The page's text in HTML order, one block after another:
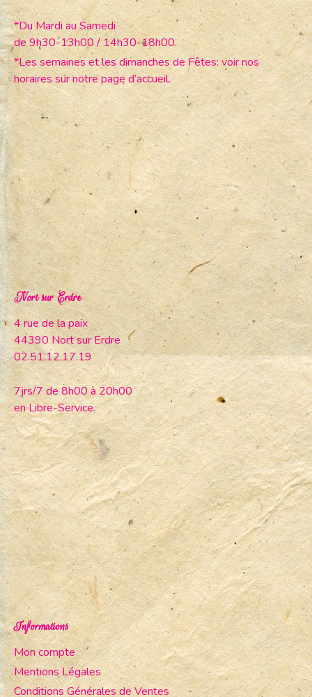
*Du Mardi au Samedi
de 9h30-13h00 / 14h30-18h00.
*Les semaines et les dimanches de Fêtes: voir nos
horaires sur notre page d’accueil.
Nort sur Erdre
4 rue de la paix
44390 Nort sur Erdre
02.51.12.17.19
7jrs/7 de 8h00 à 20h00
en Libre-Service.
Informations
Mon compte
Mentions Légales
Conditions Générales de Ventes